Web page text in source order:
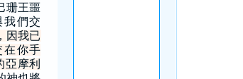
珊王噩
們交
因我已
你手
摩利